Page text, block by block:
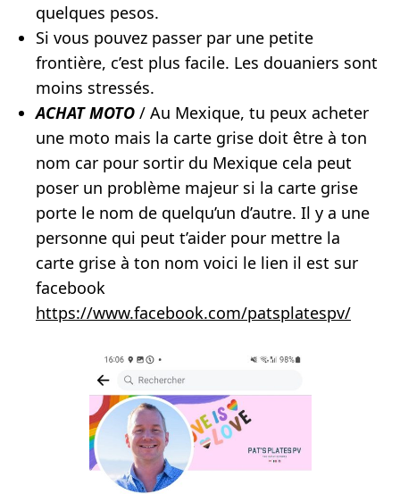
quelques pesos.
Si vous pouvez passer par une petite
frontière, c’est plus facile. Les douaniers sont
moins stressés.
ACHAT MOTO / Au Mexique, tu peux acheter
une moto mais la carte grise doit être à ton
nom car pour sortir du Mexique cela peut
poser un problème majeur si la carte grise
porte le nom de quelqu’un d’autre. Il y a une
personne qui peut t’aider pour mettre la
carte grise à ton nom voici le lien il est sur
facebook
https://www.facebook.com/patsplatespv/